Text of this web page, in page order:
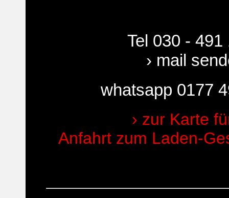
Tel 030 - 491
› mail
whatsapp 0177
› zur Karte
Anfahrt zum Laden-